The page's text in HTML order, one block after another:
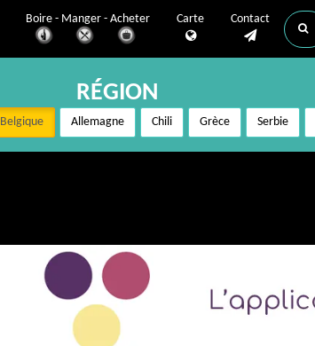
Boire - Manger - Acheter Carte Contact
RÉGION
Belgique Allemagne Chili Grèce Serbie